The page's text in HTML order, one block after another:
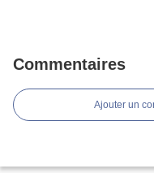
Commentaires
Ajouter un